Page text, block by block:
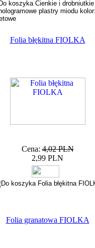
Folia błękitna FIOLKA
Cena: 4,02 PLN
2,99 PLN
Folia granatowa FIOLKA